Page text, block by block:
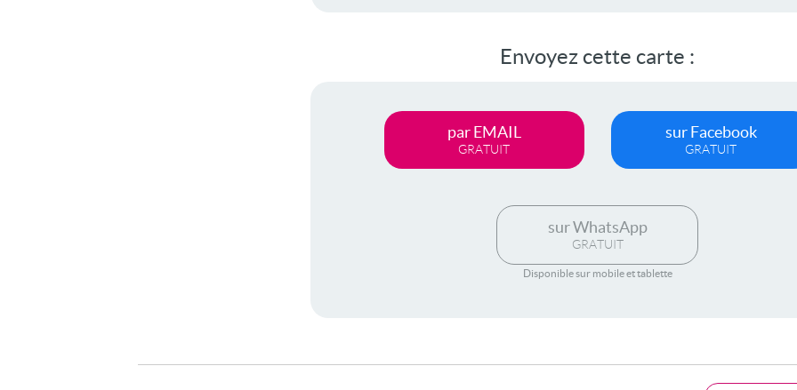
Envoyez cette carte :
par EMAIL
GRATUIT
sur Facebook
GRATUIT
sur WhatsApp
GRATUIT
Disponible sur mobile et tablette